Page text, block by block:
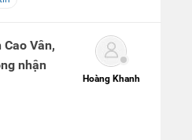
Vân,
nhận
Hoàng Khanh